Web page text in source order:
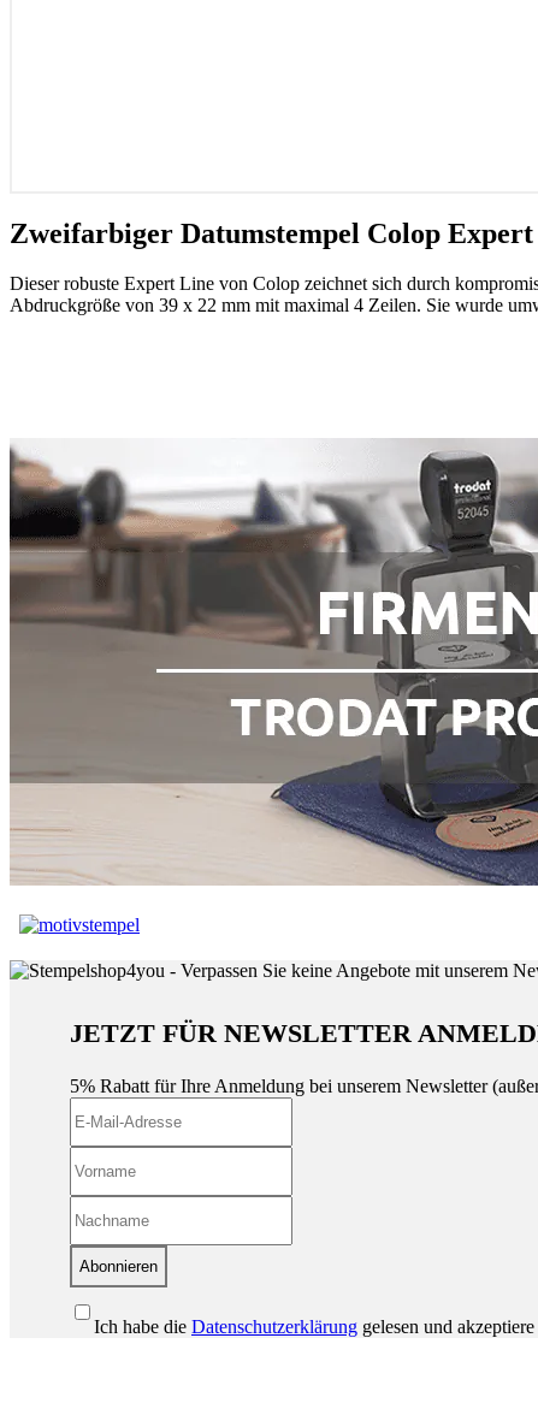
Zweifarbiger Datumstempel Colop Expert
Dieser robuste Expert Line von Colop zeichnet sich durch
Abdruckgröße von 39 x 22 mm mit maximal 4 Zeilen. Sie wurde
JETZT FÜR NEWSLETTER
5% Rabatt für Ihre Anmeldung bei unserem Newsletter
Abonnieren
Ich habe die Datenschutzerklärung gelesen und